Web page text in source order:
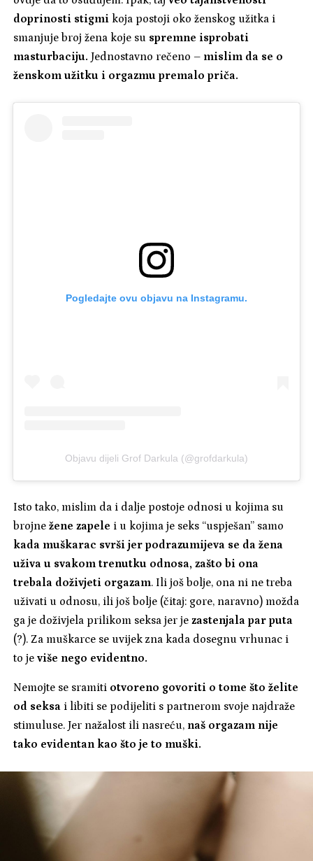
doprinosti stigmi koja postoji oko ženskog užitka i
smanjuje broj žena koje su spremne isprobati
masturbaciju. Jednostavno rečeno – mislim da se o
ženskom užitku i orgazmu premalo priča.
Pogledajte ovu objavu na Instagramu.
Objavu dijeli Grof Darkula (@grofdarkula)
Isto tako, mislim da i dalje postoje odnosi u kojima su
brojne žene zapele i u kojima je seks “uspješan” samo
kada muškarac svrši jer podrazumijeva se da žena
uživa u svakom trenutku odnosa, zašto bi ona
trebala doživjeti orgazam. Ili još bolje, ona ni ne treba
uživati u odnosu, ili još bolje (čitaj: gore, naravno) možda
ga je doživjela prilikom seksa jer jezastenjala par puta
(?). Za muškarce se uvijek zna kada dosegnu vrhunac i
to je više nego evidentno.
Nemojte se sramiti otvoreno govoriti o tome što želite
od seksa i libiti se podijeliti s partnerom svoje najdraže
stimuluse. Jer nažalost ili nasreću, naš orgazam nije
tako evidentan kao što je to muški.